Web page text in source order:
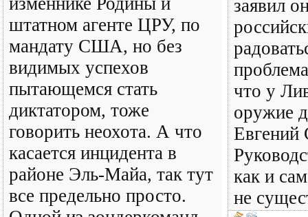
штатном агенте ЦРУ, по
мандату США, но без
видимых успехов
пытающемся стать
диктатором, тоже
говорить неохота. А что
касается инцидента в
районе Эль-Майа, так тут
все предельно просто.
заявил
что у
оружие
Евгений
как и
не